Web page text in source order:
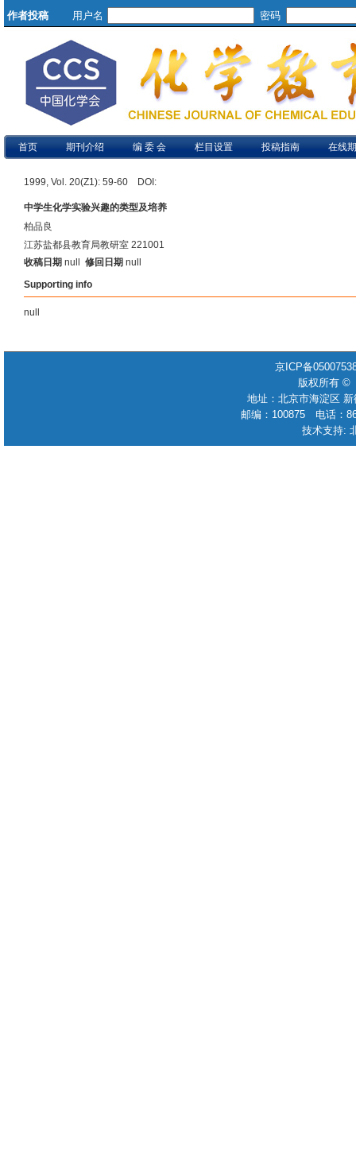
作者投稿 用户名 密码
首页 期刊介绍 编 委 会 栏目设置 投稿指南 在线
1999, Vol. 20(Z1): 59-60 DOI:
中学生化学实验兴趣的类型及培养
柏品良
江苏盐都县教育局教研室 221001
收稿日期 null 修回日期 null
Supporting info
null
京ICP备
版权所有 ©
地址：北京市海淀区
邮编：100875 电话：
技术支持: